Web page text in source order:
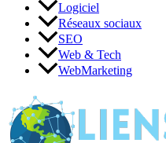
Logiciel
Réseaux sociaux
SEO
Web & Tech
WebMarketing